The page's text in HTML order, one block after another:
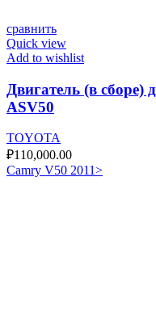
сравнить
Quick view
Add to wishlist
Двигатель (в
ASV50
TOYOTA
₽110,000.00
Camry V50 2011>